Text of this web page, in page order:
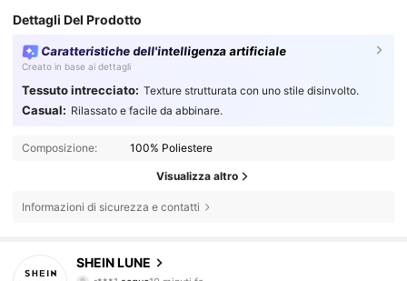
Dettagli Del Prodotto
Caratteristiche dell'intelligenza artificiale
Creato in base ai dettagli
Tessuto intrecciato: Texture strutturata con uno stile disinvolto.
Casual: Rilassato e facile da abbinare.
Composizione: 100% Poliestere
Visualizza altro
Informazioni di sicurezza e contatti
SHEIN LUNE
r***1segue10 minuti fa